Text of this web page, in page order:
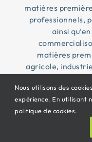
matières
professionnels,
ainsi
matières
agricole,
© Copyright 2026
Nous utilisons des
expérience. En utilisant
politique de cookies.